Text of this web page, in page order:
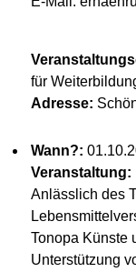
für
Adresse:
Wann?:
Veranstaltung:
Anlässlich des
Tonopa Künste
Unterstützung